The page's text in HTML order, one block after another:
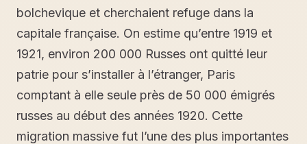
bolchevique et cherchaient refuge dans la
capitale française. On estime qu’entre 1919 et
1921, environ 200 000 Russes ont quitté leur
patrie pour s’installer à l’étranger, Paris
comptant à elle seule près de 50 000 émigrés
russes au début des années 1920. Cette
migration massive fut l’une des plus importantes